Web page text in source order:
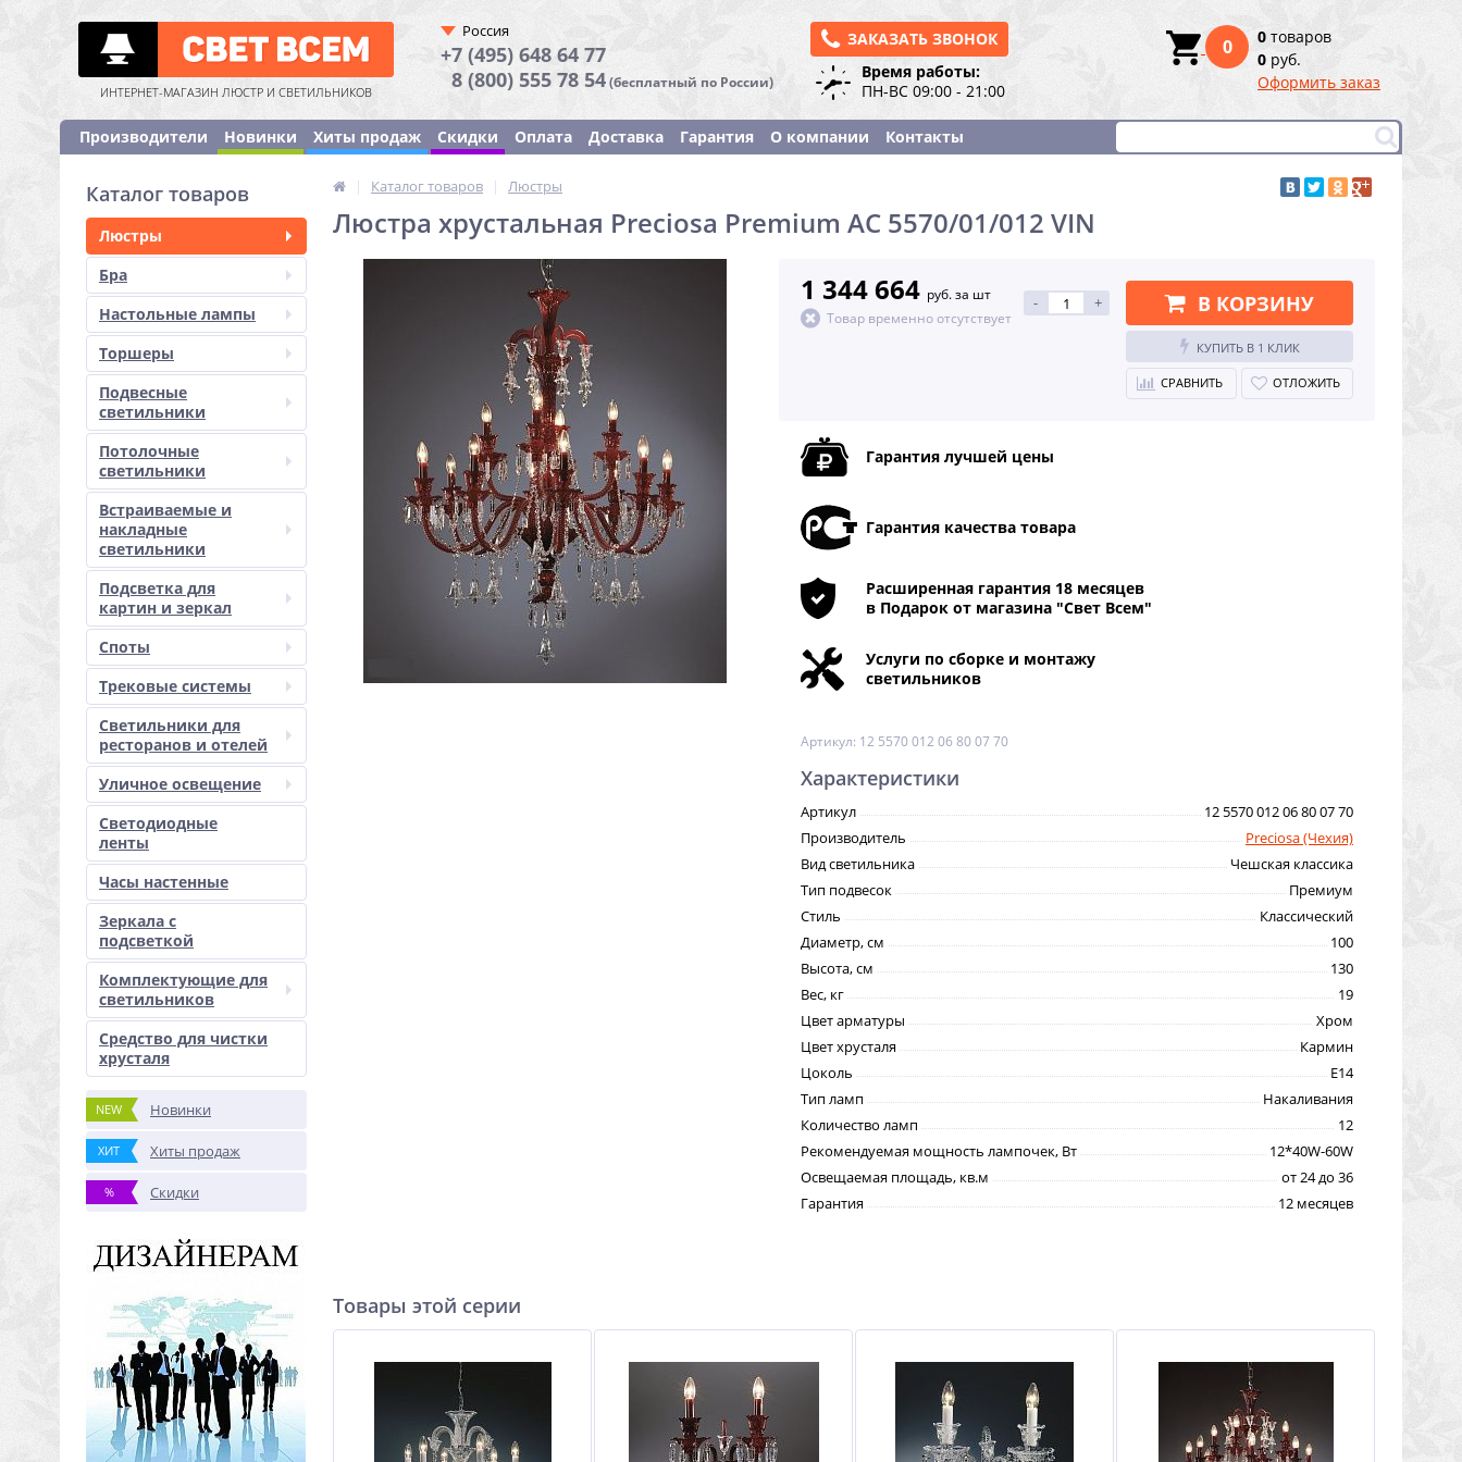
ИНТЕРНЕТ-МАГАЗИН ЛЮСТР И СВЕТИЛЬНИКОВ
Россия
+7 (495) 648 64 77
8 (800) 555 78 54(бесплатный по России)
ЗАКАЗАТЬ ЗВОНОК
Время работы:
ПН-ВС 09:00 - 21:00
0 0 товаров
0 руб.
Оформить заказ
Производители Новинки Хиты продаж Скидки Оплата Доставка Гарантия О компании Контакты
Каталог товаров
Люстры
Бра
Настольные лампы
Торшеры
Подвесные
светильники
Потолочные
светильники
Встраиваемые и
накладные
светильники
Подсветка для
картин и зеркал
Споты
Трековые системы
Светильники для
ресторанов и отелей
Уличное освещение
Светодиодные
ленты
Часы настенные
Зеркала с
подсветкой
Комплектующие для
светильников
Средство для чистки
хрусталя
NEW Новинки
ХИТ Хиты продаж
% Скидки
| Каталог товаров | Люстры
Люстра хрустальная Preciosa Premium AC 5570/01/012 VIN
1 344 664 руб. за шт
Товар временно отсутствует
- + В КОРЗИНУ
КУПИТЬ В 1 КЛИК
СРАВНИТЬ ОТЛОЖИТЬ
Гарантия лучшей цены
Гарантия качества товара
Расширенная гарантия 18 месяцев
в Подарок от магазина "Свет Всем"
Услуги по сборке и монтажу
светильников
Артикул: 12 5570 012 06 80 07 70
Характеристики
Артикул
12 5570 012 06 80 07 70
Производитель
Preciosa (Чехия)
Вид светильника
Чешская классика
Тип подвесок
Премиум
Стиль
Классический
Диаметр, см
100
Высота, см
130
Вес, кг
19
Цвет арматуры
Хром
Цвет хрусталя
Кармин
Цоколь
E14
Тип ламп
Накаливания
Количество ламп
12
Рекомендуемая мощность лампочек, Вт
12*40W-60W
Освещаемая площадь, кв.м
от 24 до 36
Гарантия
12 месяцев
Товары этой серии